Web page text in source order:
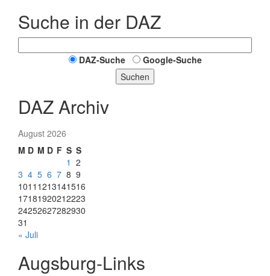
Suche in der DAZ
DAZ-Suche
Google-Suche
Suchen
DAZ Archiv
August 2026
M D M D F S S
1 2
3 4 5 6 7 8 9
1011 1213141516
17181920212223
24252627282930
31
« Juli
Augsburg-Links